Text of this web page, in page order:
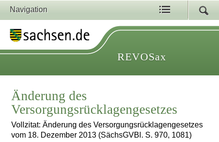
Navigation
REVOSax
Änderung des
Versorgungsrücklagengesetzes
Vollzitat: Änderung des Versorgungsrücklagengesetzes
vom 18. Dezember 2013 (SächsGVBl. S. 970, 1081)